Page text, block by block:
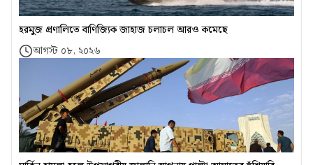
হরমুজ প্রণালিতে বাণিজ্যিক জাহাজ চলাচল আরও কমেছে
আগস্ট ০৮, ২০২৬